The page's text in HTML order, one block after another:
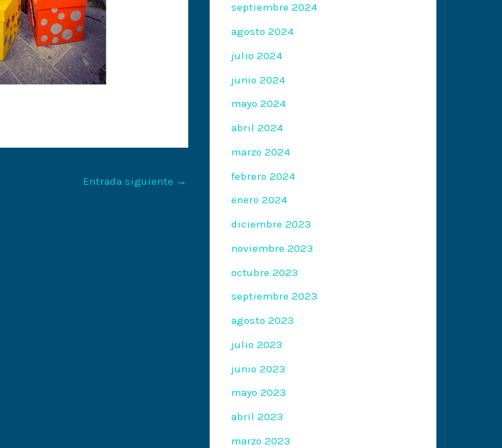
Entrada siguiente →
septiembre 2024
agosto 2024
julio 2024
junio 2024
mayo 2024
abril 2024
marzo 2024
febrero 2024
enero 2024
diciembre 2023
noviembre 2023
octubre 2023
septiembre 2023
agosto 2023
julio 2023
junio 2023
mayo 2023
abril 2023
marzo 2023